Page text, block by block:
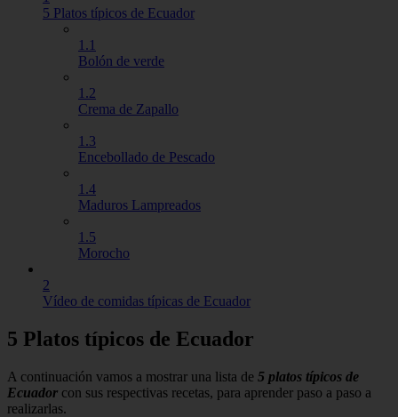
5 Platos típicos de Ecuador
1.1
Bolón de verde
1.2
Crema de Zapallo
1.3
Encebollado de Pescado
1.4
Maduros Lampreados
1.5
Morocho
2
Vídeo de comidas típicas de Ecuador
5 Platos típicos de Ecuador
A continuación vamos a mostrar una lista de 5 platos típicos de
Ecuador con sus respectivas recetas, para aprender paso a paso a
realizarlas.